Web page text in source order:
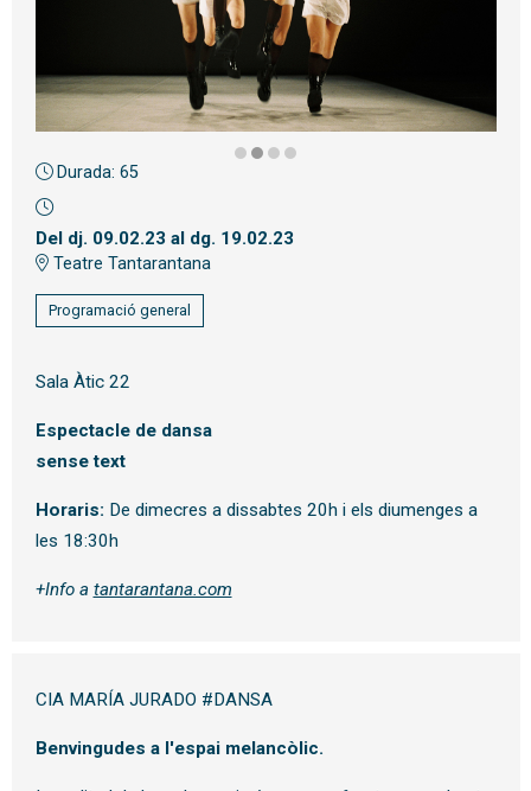
Diapositiva 2 de 4
Durada: 65
Del dj. 09.02.23 al dg. 19.02.23
Teatre Tantarantana
Programació general
Sala Àtic 22
Espectacle de dansa
sense text
Horaris: De dimecres a dissabtes 20h i els diumenges a
les 18:30h
+Info a tantarantana.com
CIA MARÍA JURADO #DANSA
Benvingudes a l'espai melancòlic.